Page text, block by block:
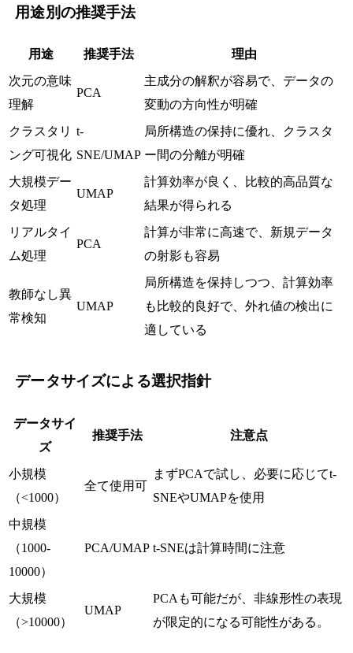
用途別の推奨手法
用途 推奨手法
理由
次元の意味
理解
PCA
主成分の解釈が容易で、データの
変動の方向性が明確
クラスタリ
ング可視化
t-
SNE/UMAP
局所構造の保持に優れ、クラスタ
ー間の分離が明確
大規模デー
タ処理
UMAP
計算効率が良く、比較的高品質な
結果が得られる
リアルタイ
ム処理
PCA
計算が非常に高速で、新規データ
の射影も容易
教師なし異
常検知
UMAP
局所構造を保持しつつ、計算効率
も比較的良好で、外れ値の検出に
適している
データサイズによる選択指針
データサイ
ズ
推奨手法 注意点
小規模
（<1000）
全て使用可
まずPCAで試し、必要に応じてt-
SNEやUMAPを使用
中規模
（1000-
10000）
PCA/UMAP t-SNEは計算時間に注意
大規模
（>10000）
UMAP
PCAも可能だが、非線形性の表現
が限定的になる可能性がある。